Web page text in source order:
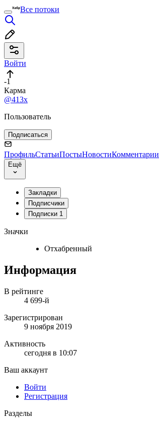
Все потоки
Войти
-1
Карма
@413x
Пользователь
Подписаться
ПрофильСтатьиПостыНовостиКомментарии
Ещё
Закладки
Подписчики
Подписки 1
Значки
Отхабренный
Информация
В рейтинге
4 699-й
Зарегистрирован
9 ноября 2019
Активность
сегодня в 10:07
Ваш аккаунт
Войти
Регистрация
Разделы